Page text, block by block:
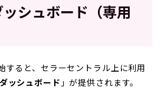
シュボード（専用
すると、セラーセントラル上に利用
ッシュボード 」が提供されます。